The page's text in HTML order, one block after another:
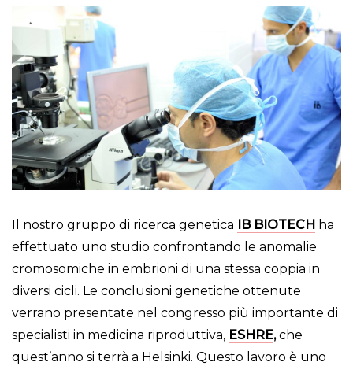
Il nostro gruppo di ricerca genetica IB BIOTECH ha
effettuato uno studio confrontando le anomalie
cromosomiche in embrioni di una stessa coppia in
diversi cicli. Le conclusioni genetiche ottenute
verrano presentate nel congresso più importante di
specialisti in medicina riproduttiva, ESHRE,che
quest’anno si terrà a Helsinki. Questo lavoro è uno